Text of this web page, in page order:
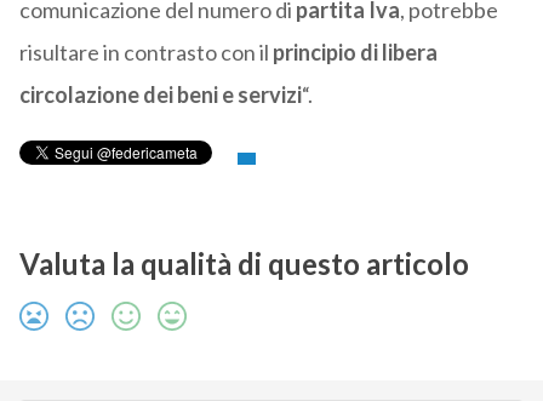
comunicazione del numero di partita Iva, potrebbe
risultare in contrasto con il principio di libera
circolazione dei beni e servizi“.
Valuta la qualità di questo articolo